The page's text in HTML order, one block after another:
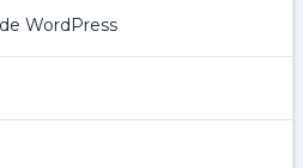
WordPress